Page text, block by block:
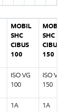
MOBIL
SHC
CIBUS
100
MOBIL
SHC
CIBUS
150
ISO VG
100
ISO VG
150
1A 1A